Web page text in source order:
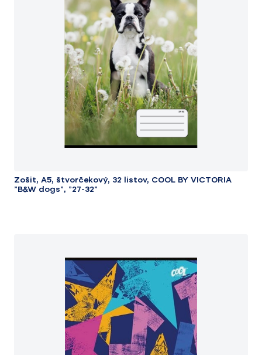
Zošit, A5, štvorčekový, 32 listov, COOL BY VICTORIA
"B&W dogs", "27-32"